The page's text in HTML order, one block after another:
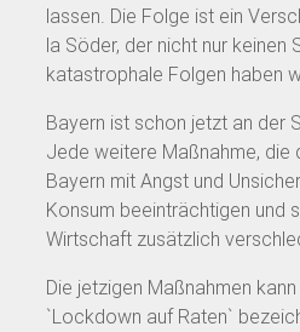
lassen. Die Folge ist ein
la Söder, der nicht nur keinen
katastrophale Folgen haben
Bayern ist schon jetzt an der
Jede weitere Maßnahme, die
Bayern mit Angst und
Konsum beeinträchtigen und
Wirtschaft zusätzlich
Die jetzigen Maßnahmen
`Lockdown auf Raten`